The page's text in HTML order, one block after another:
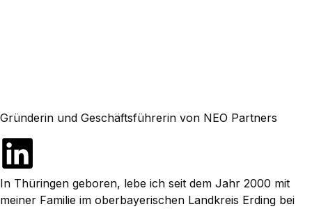
Gründerin und Geschäftsführerin von NEO Partners
In Thüringen geboren, lebe ich seit dem Jahr 2000 mit
meiner Familie im oberbayerischen Landkreis Erding bei